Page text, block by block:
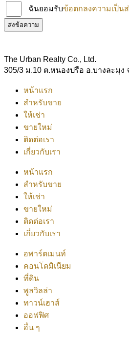
ฉันยอมรับข้อตกลงความเป็น
ส่งข้อความ
The Urban Realty Co., Ltd.
305/3 ม.10 ต.หนองปรือ อ.บางละมุง
หน้าแรก
สำหรับขาย
ให้เช่า
ขายใหม่
ติดต่อเรา
เกี่ยวกับเรา
หน้าแรก
สำหรับขาย
ให้เช่า
ขายใหม่
ติดต่อเรา
เกี่ยวกับเรา
อพาร์ตเมนท์
คอนโดมิเนียม
ที่ดิน
พูลวิลล่า
ทาวน์เฮาส์
ออฟฟิศ
อื่น ๆ